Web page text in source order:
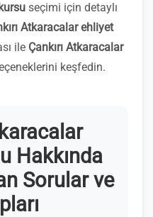
seçimi için detaylı
Atkaracalar ehliyet
ile Çankırı Atkaracalar
keşfedin.
Hakkında
Sorular ve